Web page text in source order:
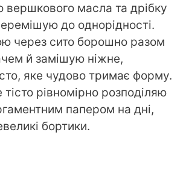
вершкового масла та дрібку
до однорідності.
через сито борошно разом
й замішую ніжне,
яке чудово тримає форму.
тісто рівномірно розподіляю
папером на дні,
бортики.